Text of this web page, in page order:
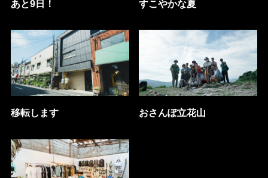
あと9日！ すこやかな夏
移転します おさんぽ立花山